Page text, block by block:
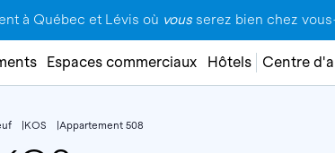
à Québec et Lévis où vous serez bien chez
Espaces commerciaux Hôtels Centre
KOS Appartement 508